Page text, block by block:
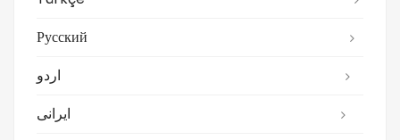
Русский
اردو
ایرانی